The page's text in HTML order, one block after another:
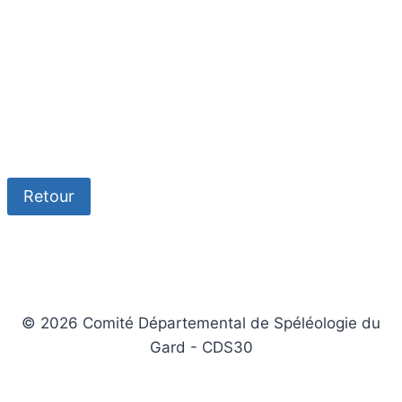
Retour
© 2026 Comité Départemental de Spéléologie du
Gard - CDS30